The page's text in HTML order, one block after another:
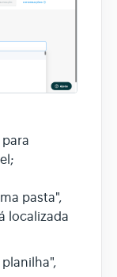
pasta",
localizada